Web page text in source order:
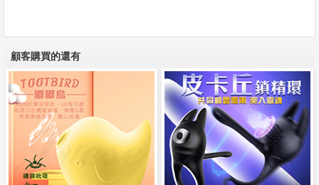
顧客購買的還有